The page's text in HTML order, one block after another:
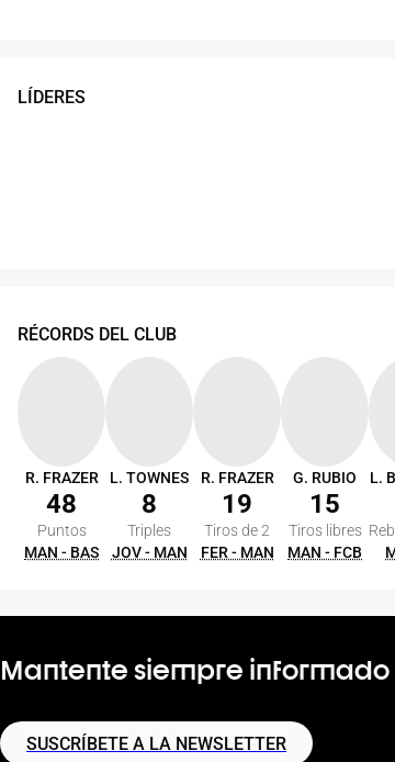
LÍDERES
RÉCORDS DEL CLUB
R. FRAZER
48
Puntos
MAN - BAS
L. TOWNES
8
Triples
JOV - MAN
R. FRAZER
19
Tiros de 2
FER - MAN
G. RUBIO
15
Tiros libres
MAN - FCB
L.
Mantente siempre informado
SUSCRÍBETE A LA NEWSLETTER